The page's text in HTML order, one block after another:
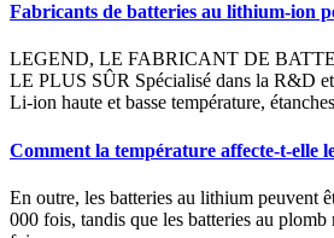
Fabricants de batteries au lithium-ion
LEGEND, LE FABRICANT DE
LE PLUS SÛR Spécialisé dans la R&D
Li-ion haute et basse température,
Comment la température affecte-t-elle
En outre, les batteries au lithium peuvent
000 fois, tandis que les batteries au